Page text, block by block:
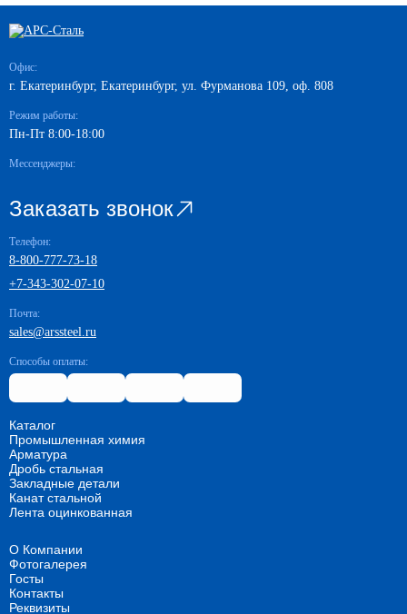
Офис:
г. Екатеринбург, Екатеринбург, ул. Фурманова 109, оф. 808
Режим работы:
Пн-Пт 8:00-18:00
Мессенджеры:
Заказать звонок
Телефон:
8-800-777-73-18
+7-343-302-07-10
Почта:
sales@arssteel.ru
Способы оплаты:
Каталог
Промышленная химия
Арматура
Дробь стальная
Закладные детали
Канат стальной
Лента оцинкованная
О Компании
Фотогалерея
Госты
Контакты
Реквизиты